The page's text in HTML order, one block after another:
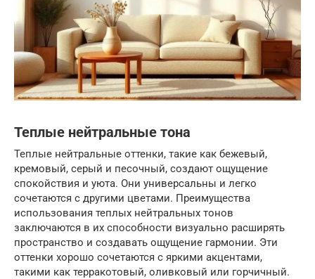
Теплые нейтральные тона
Теплые нейтральные оттенки, такие как бежевый,
кремовый, серый и песочный, создают ощущение
спокойствия и уюта. Они универсальны и легко
сочетаются с другими цветами. Преимущества
использования теплых нейтральных тонов
заключаются в их способности визуально расширять
пространство и создавать ощущение гармонии. Эти
оттенки хорошо сочетаются с яркими акцентами,
такими как терракотовый, оливковый или горчичный.